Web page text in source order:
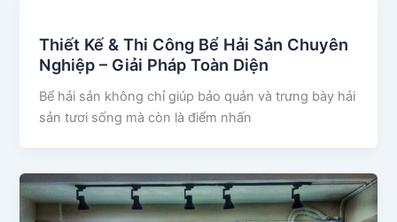
Thiết Kế & Thi Công Bể Hải Sản Chuyên
Nghiệp – Giải Pháp Toàn Diện
Bể hải sản không chỉ giúp bảo quản và trưng bày hải
sản tươi sống mà còn là điểm nhấn